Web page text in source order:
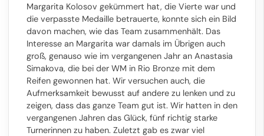
Margarita Kolosov gekümmert hat, die Vierte war und
die verpasste Medaille betrauerte, konnte sich ein Bild
davon machen, wie das Team zusammenhält. Das
Interesse an Margarita war damals im Übrigen auch
groß, genauso wie im vergangenen Jahr an Anastasia
Simakova, die bei der WM in Rio Bronze mit dem
Reifen gewonnen hat. Wir versuchen auch, die
Aufmerksamkeit bewusst auf andere zu lenken und zu
zeigen, dass das ganze Team gut ist. Wir hatten in den
vergangenen Jahren das Glück, fünf richtig starke
Turnerinnen zu haben. Zuletzt gab es zwar viel